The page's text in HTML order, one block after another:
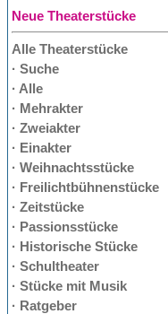
Neue Theaterstücke
Alle Theaterstücke
· Suche
· Alle
· Mehrakter
· Zweiakter
· Einakter
· Weihnachtsstücke
· Freilichtbühnenstücke
· Zeitstücke
· Passionsstücke
· Historische Stücke
· Schultheater
· Stücke mit Musik
· Ratgeber